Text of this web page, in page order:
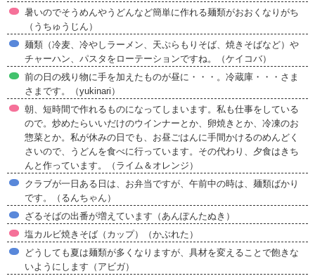
暑いのでそうめんやうどんなど簡単に作れる麺類がおおくなりがち
（うちゅうじん）
麺類（冷麦、冷やしラーメン、天ぷらもりそば、焼きそばなど）や
チャーハン、パスタをローテーションですね。（ケイコバ）
前の日の残り物に手を加えたものが昼に・・・。冷蔵庫・・・さま
さまです。（yukinari）
朝、短時間で作れるものになってしまいます。私も仕事をしている
ので。炒めたらいいだけのウインナーとか、卵焼きとか、冷凍のお
惣菜とか。私が休みの日でも、お昼ごはんに手間かけるのめんどく
さいので、うどんを食べに行っています。その代わり、夕食はきち
んと作っています。（ライム＆オレンジ）
クラブが一日ある日は、お弁当ですが、午前中の時は、麺類ばかり
です。（るんちゃん）
ざるそばの出番が増えています（あんぽんたぬき）
塩カルビ焼きそば（カップ）（かぶれた）
どうしても夏は麺類が多くなりますが、具材を変えることで飽きな
いようにします（アビガ）